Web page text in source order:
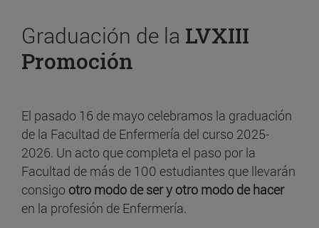
Graduación de la LVXIII
Promoción
El pasado 16 de mayo celebramos la graduación
de la Facultad de Enfermería del curso 2025-
2026. Un acto que completa el paso por la
Facultad de más de 100 estudiantes que llevarán
consigo otro modo de ser y otro modo de hacer
en la profesión de Enfermería.